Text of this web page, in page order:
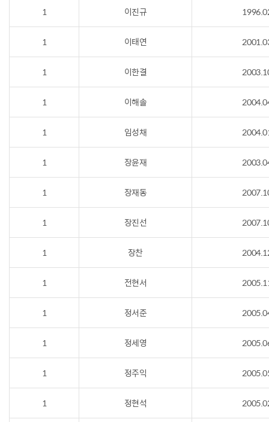
1 이진규
1 이태연
1 이한결
1 이해솔
1 임성채
1 장윤재
1 장재동
1 장진선
1 장찬
1 전현서
1 정서준
1 정세영
1 정주익
1 정현석